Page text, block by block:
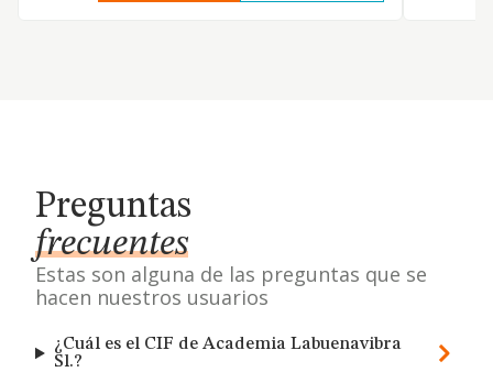
Preguntas
frecuentes
Estas son alguna de las preguntas que se
hacen nuestros usuarios
¿Cuál es el CIF de Academia Labuenavibra
Sl.?